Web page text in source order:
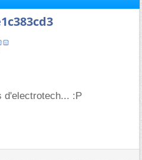
d'electrotech... :P